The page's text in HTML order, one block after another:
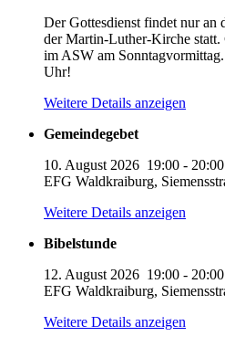
Der Gottesdienst findet nur an
der Martin-Luther-Kirche statt.
im ASW am
Uhr!
Weitere Details anzeigen
Gemeindegebet
10. August 2026 19:00 - 20:00
EFG Waldkraiburg,
Weitere Details anzeigen
Bibelstunde
12. August 2026 19:00 - 20:00
EFG Waldkraiburg,
Weitere Details anzeigen